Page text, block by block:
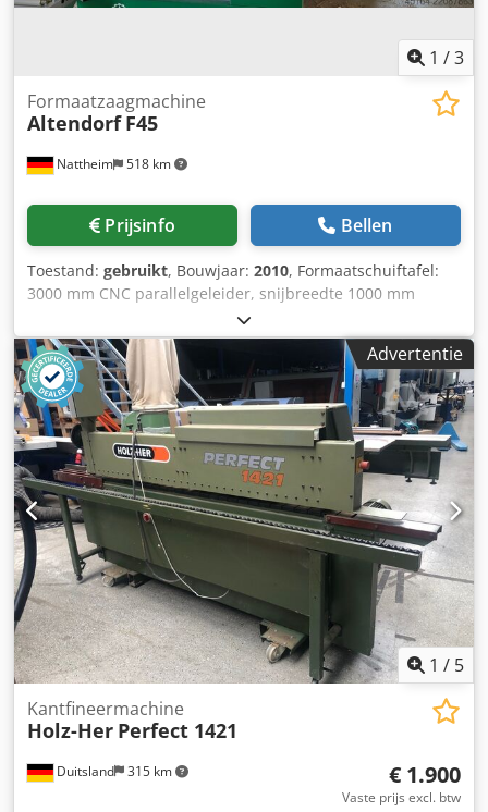
1 /3
Nattheim 518 km
Formaatzaagmachine
Altendorf F45
Prijsinfo Bellen
Toestand: gebruikt, Bouwjaar: 2010, Formaatschuiftafel:
3000 mm CNC parallelgeleider, snijbreedte 1000 mm
Motor: 5,5 kW elektromotor Elektrische hoogte- en
kantelverstelling Kantelbereik: 0,5-47° Digitale aanduiding
van kanteling en zaaghoogte Zaagblad diameter: max. 550
mm Maximale zaaghoogte: 200 mm Voorbereid voor
voorsnijder Bedieningspaneel op ooghoogte, draaibaar
Voorste tafel, draaibaar Tafelverlenging 840 mm Hoek-
verstekgeleider 3200 mm Digital L Opslaglocatie:
Leverancier Dedpfozccg Dsx Afhjwa
Advertentie
1 / 5
Duitsland 315 km
Kantfineermachine
Holz-Her Perfect 1421
€ 1.900
Vaste prijs excl. btw